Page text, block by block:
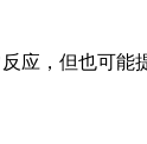
应，但也可能